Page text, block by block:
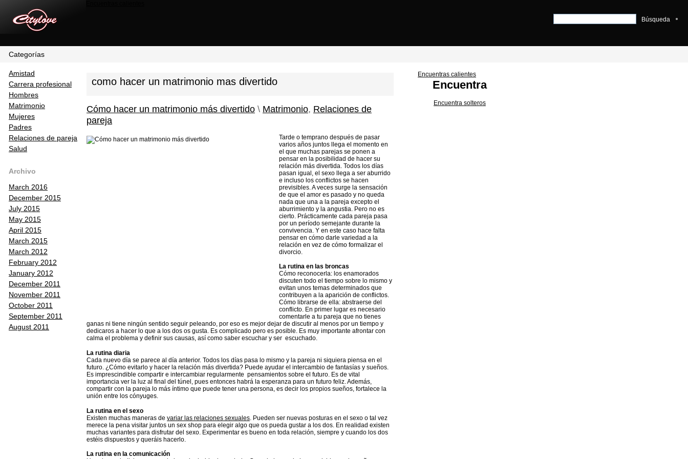
Búsqueda
Categorías
Amistad
Carrera profesional
Hombres
Matrimonio
Mujeres
Padres
Relaciones de pareja
Salud
Archivo
March 2016
December 2015
July 2015
May 2015
April 2015
March 2015
March 2012
February 2012
January 2012
December 2011
November 2011
October 2011
September 2011
August 2011
como hacer un matrimonio mas divertido
Cómo hacer un matrimonio más divertido \ Matrimonio, Relaciones de
pareja
Tarde o temprano después de pasar
varios años juntos llega el momento en
el que muchas parejas se ponen a
pensar en la posibilidad de hacer su
relación más divertida. Todos los días
pasan igual, el sexo llega a ser aburrido
e incluso los conflictos se hacen
previsibles. A veces surge la sensación
de que el amor es pasado y no queda
nada que una a la pareja excepto el
aburrimiento y la angustia. Pero no es
cierto. Prácticamente cada pareja pasa
por un período semejante durante la
convivencia. Y en este caso hace falta
pensar en cómo darle variedad a la
relación en vez de cómo formalizar el
divorcio.
La rutina en las broncas
Cómo reconocerla: los enamorados
discuten todo el tiempo sobre lo mismo y
evitan unos temas determinados que
contribuyen a la aparición de conflictos.
Cómo librarse de ella: abstraerse del
conflicto. En primer lugar es necesario
comentarle a tu pareja que no tienes
ganas ni tiene ningún sentido seguir peleando, por eso es mejor dejar de discutir al menos por un tiempo y
dedicaros a hacer lo que a los dos os gusta. Es complicado pero es posible. Es muy importante afrontar con
calma el problema y definir sus causas, así como saber escuchar y ser escuchado.
La rutina diaria
Cada nuevo día se parece al día anterior. Todos los días pasa lo mismo y la pareja ni siquiera piensa en el
futuro. ¿Cómo evitarlo y hacer la relación más divertida? Puede ayudar el intercambio de fantasías y sueños.
Es imprescindible compartir e intercambiar regularmente pensamientos sobre el futuro. Es de vital
importancia ver la luz al final del túnel, pues entonces habrá la esperanza para un futuro feliz. Además,
compartir con la pareja lo más íntimo que puede tener una persona, es decir los propios sueños, fortalece la
unión entre los cónyuges.
La rutina en el sexo
Existen muchas maneras de variar las relaciones sexuales. Pueden ser nuevas posturas en el sexo o tal vez
merece la pena visitar juntos un sex shop para elegir algo que os pueda gustar a los dos. En realidad existen
muchas variantes para disfrutar del sexo. Experimentar es bueno en toda relación, siempre y cuando los dos
estéis dispuestos y queráis hacerlo.
La rutina en la comunicación
Encuentras calientes
Encuentra
Encuentra solteros